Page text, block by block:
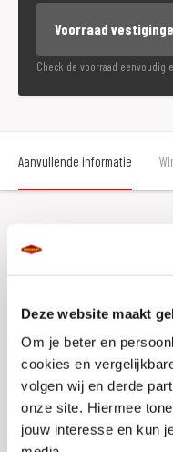
Deze website maakt
Om je beter en
cookies en
volgen wij en derde
onze site. Hiermee
jouw interesse en kun
Voorraad
Check de voorraad eenvoudig
Aanvullende informatie
Aanvullende
Gewicht
0
Titel
SKU
Offline Sales
Nee